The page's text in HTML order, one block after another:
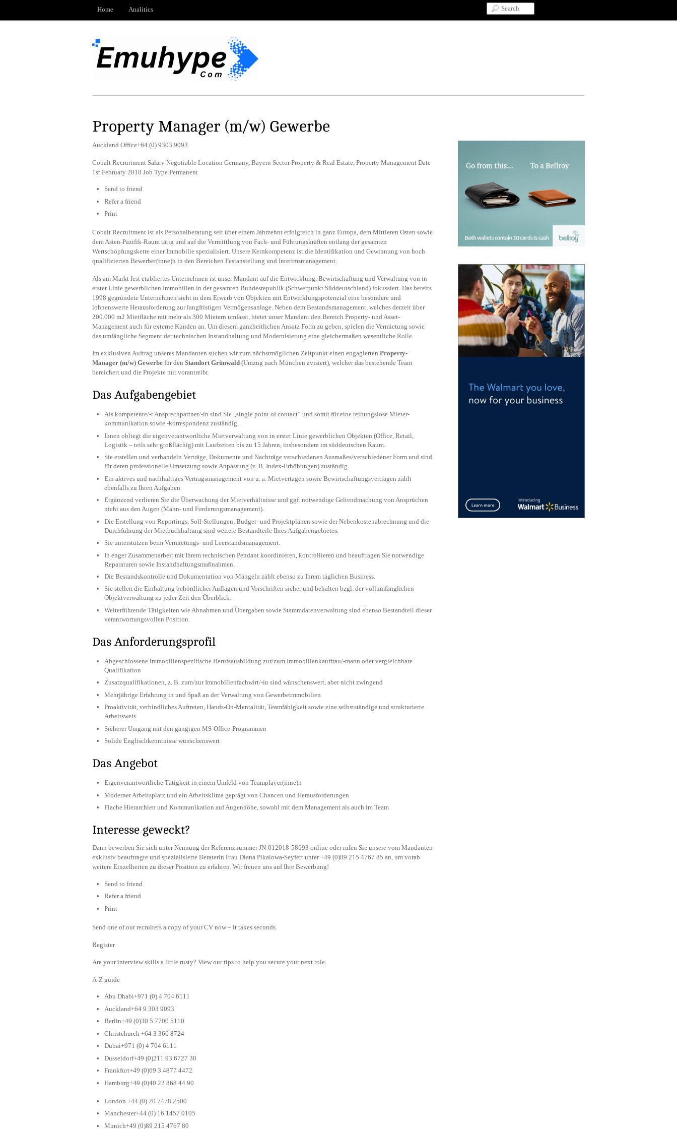
Home Analitics
Property Manager (m/w) Gewerbe
Auckland Office+64 (0) 9303 9093
Cobalt Recruitment Salary Negotiable Location Germany, Bayern Sector Property & Real Estate, Property Management Date
1st February 2018 Job Type Permanent
Send to friend
Refer a friend
Print
Cobalt Recruitment ist als Personalberatung seit über einem Jahrzehnt erfolgreich in ganz Europa, dem Mittleren Osten sowie
dem Asien-Pazifik-Raum tätig und auf die Vermittlung von Fach- und Führungskräften entlang der gesamten
Wertschöpfungskette einer Immobilie spezialisiert. Unsere Kernkompetenz ist die Identifikation und Ge­win­nung von hoch
qualifizierten Bewerber(inne)n in den Bereichen Festanstellung und Interimsmanagement.
Als am Markt fest etabliertes Unternehmen ist unser Mandant auf die Entwicklung, Bewirtschaftung und Ver­wal­tung von in
erster Linie gewerblichen Immobilien in der gesamten Bundesrepublik (Schwerpunkt Süd­deutschland) fokussiert. Das bereits
1998 gegründete Unternehmen sieht in dem Erwerb von Objekten mit Ent­wick­lungs­potenzial eine besondere und
lohnenswerte Herausforderung zur langfristigen Vermögensanlage. Neben dem Be­stands­management, welches derzeit über
200.000 m2 Mietfläche mit mehr als 300 Mietern umfasst, bietet unser Man­dant den Bereich Property- und Asset-
Management auch für externe Kunden an. Um diesem ganzheitlichen Ansatz Form zu geben, spielen die Vermietung sowie
das umfängliche Segment der technischen Instandhaltung und Modernisierung eine gleichermaßen wesentliche Rolle.
Im exklusiven Auftrag unseres Mandanten suchen wir zum nächstmöglichen Zeitpunkt einen engagierten Property-​
Manager (m/w) Gewerbe für den Standort Grünwald (Umzug nach München avisiert), welcher das bestehende Team
bereichert und die Projekte mit vorantreibt.
Das Aufgabengebiet
Als kompetente/-r Ansprechpartner/-in sind Sie „single point of contact” und somit für eine reibungslose Mieter­
kommunikation sowie -korrespondenz zuständig.
Ihnen obliegt die eigenverantwortliche Mietverwaltung von in erster Linie gewerblichen Objekten (Office, Retail,
Logistik – teils sehr großflächig) mit Laufzeiten bis zu 15 Jahren, insbesondere im süddeutschen Raum.
Sie erstellen und verhandeln Verträge, Dokumente und Nachträge verschiedenen Ausmaßes/verschiedener Form und sind
für deren professionelle Umsetzung sowie Anpassung (z. B. Index-Erhöhungen) zuständig.
Ein aktives und nachhaltiges Vertragsmanagement von u. a. Mietvertägen sowie Bewirtschaftungsverträgen zählt
ebenfalls zu Ihren Aufgaben.
Ergänzend verlieren Sie die Überwachung der Mietverhältnisse und ggf. notwendige Geltendmachung von Ansprüchen
nicht aus den Augen (Mahn- und Forderungsmanagement).
Die Erstellung von Reportings, Soll-Stellungen, Budget- und Projektplänen sowie der Nebenkostenabrechnung und die
Durchführung der Mietbuchhaltung sind weitere Bestandteile Ihres Aufgabengebietes.
Sie unterstützen beim Vermietungs- und Leerstandsmanagement.
In enger Zusammenarbeit mit Ihrem technischen Pendant koordinieren, kontrollieren und beauftragen Sie notwendige
Reparaturen sowie Instandhaltungsmaßnahmen.
Die Bestandskontrolle und Dokumentation von Mängeln zählt ebenso zu Ihrem täglichen Business.
Sie stellen die Einhaltung behördlicher Auflagen und Vorschriften sicher und behalten bzgl. der voll­um­fäng­lichen
Objektverwaltung zu jeder Zeit den Überblick.
Weiterführende Tätigkeiten wie Abnahmen und Übergaben sowie Stammdatenverwaltung sind ebenso Bestandteil dieser
verantwortungsvollen Position.
Das Anforderungsprofil
Abgeschlossene immobilienspezifische Berufsausbildung zur/zum Immobilienkauffrau/-mann oder ver­gleich­bare
Qualifikation
Zusatzqualifikationen, z. B. zum/zur Immobilienfachwirt/-in sind wünschenswert, aber nicht zwingend
Mehrjährige Erfahrung in und Spaß an der Verwaltung von Gewerbeimmobilien
Proaktivität, verbindliches Auftreten, Hands-On-Mentalität, Teamfähigkeit sowie eine selbstständige und strukturierte
Arbeitsweis
Sicherer Umgang mit den gängigen MS-Office-Programmen
Solide Englischkenntnisse wünschenswert
Das Angebot
Eigenverantwortliche Tätigkeit in einem Umfeld von Teamplayer(inne)n
Moderner Arbeitsplatz und ein Arbeitsklima geprägt von Chancen und Herausforderungen
Flache Hierarchien und Kommunikation auf Augenhöhe, sowohl mit dem Management als auch im Team
Interesse geweckt?
Dann bewerben Sie sich unter Nennung der Re­fe­renz­nummer JN-012018-58693 online oder rufen Sie unsere vom Mandanten
exklusiv beauftragte und spezialisierte Beraterin Frau Diana Pikalowa-Seyfert unter +49 (0)89 215 4767 85 an, um vorab
weitere Einzel­heiten zu dieser Posi­tion zu erfahren. Wir freuen uns auf Ihre Bewerbung!
Send to friend
Refer a friend
Print
Send one of our recruiters a copy of your CV now – it takes seconds.
Register
Are your interview skills a little rusty? View our tips to help you secure your next role.
A-Z guide
Abu Dhabi+971 (0) 4 704 6111
Auckland+64 9 303 9093
Berlin+49 (0)30 5 7700 5110
Christchurch +64 3 366 8724
Dubai+971 (0) 4 704 6111
Dusseldorf+49 (0)211 93 6727 30
Frankfurt+49 (0)69 3 4877 4472
Hamburg+49 (0)40 22 868 44 90
London +44 (0) 20 7478 2500
Manchester+44 (0) 16 1457 0105
Munich+49 (0)89 215 4767 80